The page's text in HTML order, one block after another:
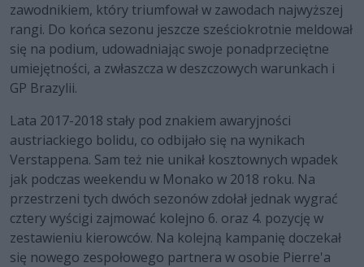
zawodnikiem, który triumfował w zawodach najwyższej
rangi. Do końca sezonu jeszcze sześciokrotnie meldował
się na podium, udowadniając swoje ponadprzeciętne
umiejętności, a zwłaszcza w deszczowych warunkach i
GP Brazylii.
Lata 2017-2018 stały pod znakiem awaryjności
austriackiego bolidu, co odbijało się na wynikach
Verstappena. Sam też nie unikał kosztownych wpadek
jak podczas weekendu w Monako w 2018 roku. Na
przestrzeni tych dwóch sezonów zdołał jednak wygrać
cztery wyścigi zajmować kolejno 6. oraz 4. pozycję w
zestawieniu kierowców. Na kolejną kampanię doczekał
się nowego zespołowego partnera w osobie Pierre'a